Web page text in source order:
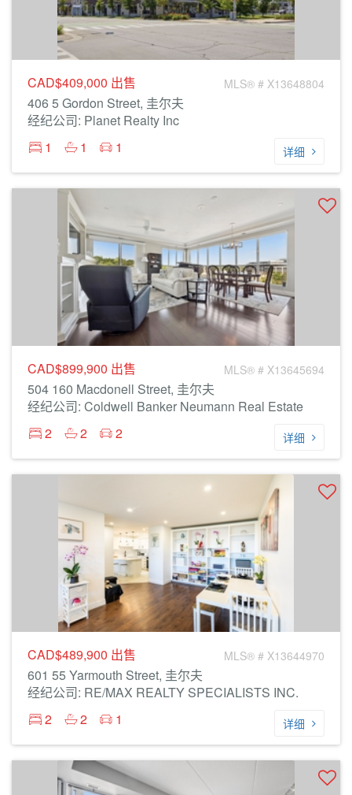
CAD$409,000 出售 MLS® # X13648804
406 5 Gordon Street, 圭尔夫
经纪公司: Planet Realty Inc
1
1 1 详细
CAD$899,900 出售 MLS® # X13645694
504 160 Macdonell Street, 圭尔夫
经纪公司: Coldwell Banker Neumann Real Estate
2
2 2 详细
CAD$489,900 出售 MLS® # X13644970
601 55 Yarmouth Street, 圭尔夫
经纪公司: RE/MAX REALTY SPECIALISTS INC.
2
2 1 详细